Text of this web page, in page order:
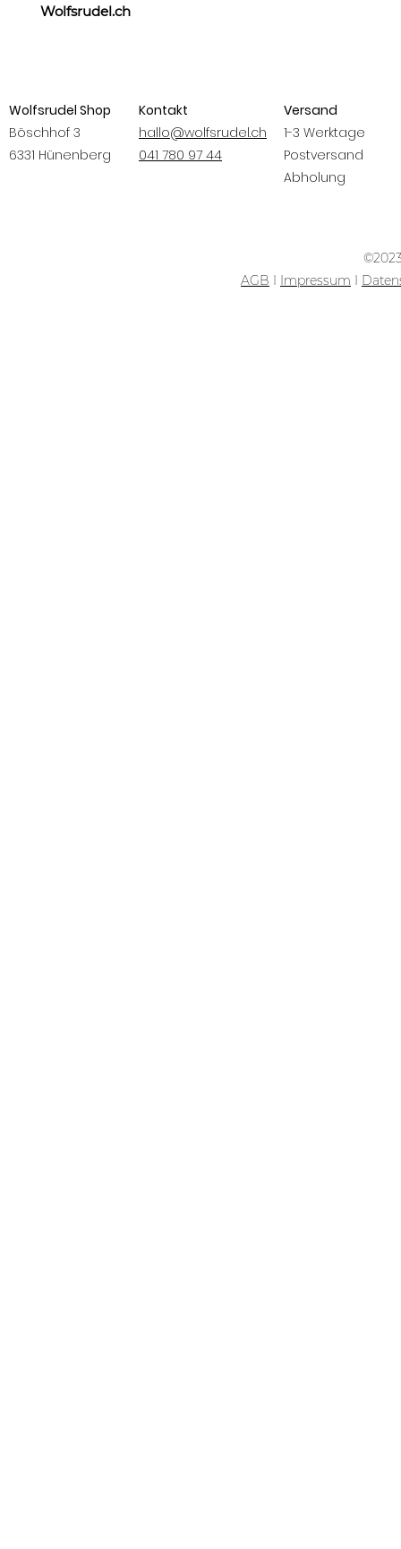
Wolfsrudel.ch
Wolfsrudel Shop
Böschhof 3
6331 Hünenberg
Kontakt
hallo@wolfsrudel.ch
041 780 97 44
Versand
1-3 Werktage
Postversand
Abholung
AGB I Impressum I